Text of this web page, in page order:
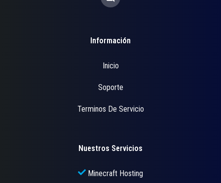
Información
Inicio
Soporte
Terminos De Servicio
Nuestros Servicios
Minecraft Hosting